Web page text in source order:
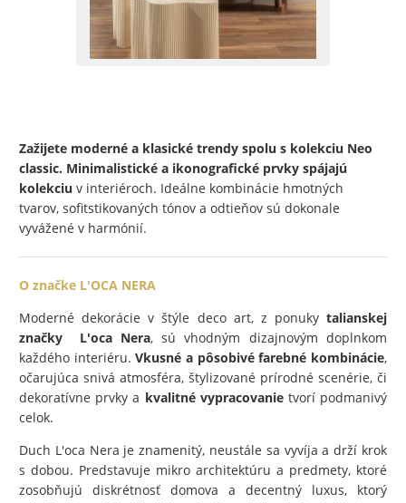
Zažijete moderné a klasické trendy spolu s kolekciu Neo
classic. Minimalistické a ikonografické prvky spájajú
kolekciu v interiéroch. Ideálne kombinácie hmotných
tvarov, sofitstikovaných tónov a odtieňov sú dokonale
vyvážené v harmónií.
O značke L'OCA NERA
Moderné dekorácie v štýle deco art, z ponuky talianskej
značky L'oca Nera, sú vhodným dizajnovým doplnkom
každého interiéru.Vkusné a pôsobivé farebné kombinácie,
očarujúca snivá atmosféra, štylizované prírodné scenérie, či
dekoratívne prvky a kvalitné vypracovanietvorí podmanivý
celok.
Duch L'oca Nera je znamenitý, neustále sa vyvíja a drží krok
s dobou. Predstavuje mikro architektúru a predmety, ktoré
zosobňujú diskrétnosť domova a decentný luxus, ktorý